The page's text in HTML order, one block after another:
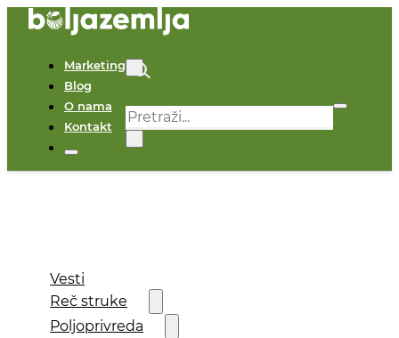
Marketing
Blog
O nama
Kontakt
Pretraga
Vesti
Reč struke
Poljoprivreda